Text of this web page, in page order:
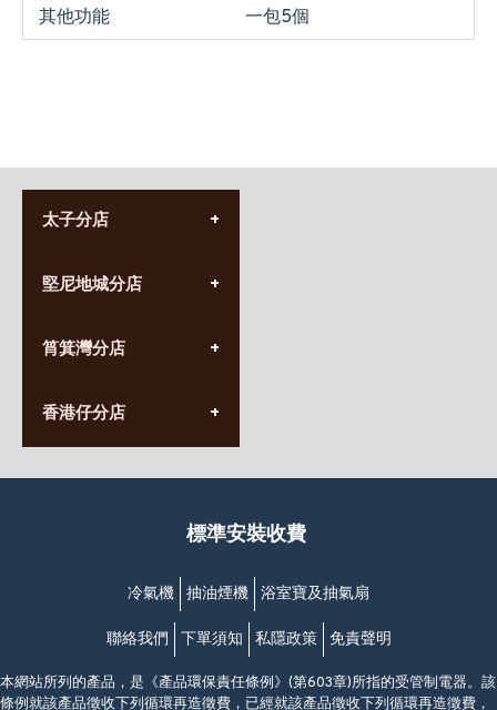
其他功能
一包5個
太子分店
營業時間:
九龍太子太子道西141號
堅尼地城分店
營業時間:
香港堅尼地城卑路乍街
(堅尼地城地鐵站B出口)
筲箕灣分店
營業時間:
(10:00am-20:30pm)
香港仔分店
營業時間:
香港香港仔成都道20-28號
(黃竹坑地鐵站轉4M專線小巴)
標準安裝收費
冷氣機 抽油煙機 浴室寶及抽氣扇
聯絡我們 下單須知 私隱政策 免責聲明
本網站所列的產品，是《產品環保責任條例》(第603章)所指的受管制電器。該
條例就該產品徵收下列循環再造徵費，已經就該產品徵收下列循環再造徵費，